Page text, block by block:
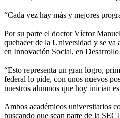
“Cada vez hay más y mejores
Por su parte el doctor Víctor
quehacer de la Universidad y se
en Innovación Social, en
“Esto representa un gran logro,
federal lo pide, con unos nuevos
nuestros alumnos que hoy inician
Ambos académicos universitarios
buscando que sean parte de la